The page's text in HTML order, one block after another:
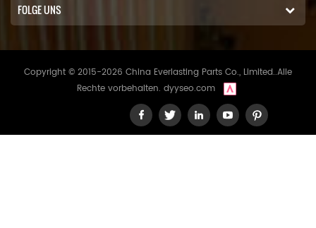
FOLGE UNS
Copyright © 2015-2026 China Everlasting Parts Co., Limited..Alle
Rechte vorbehalten. dyyseo.com